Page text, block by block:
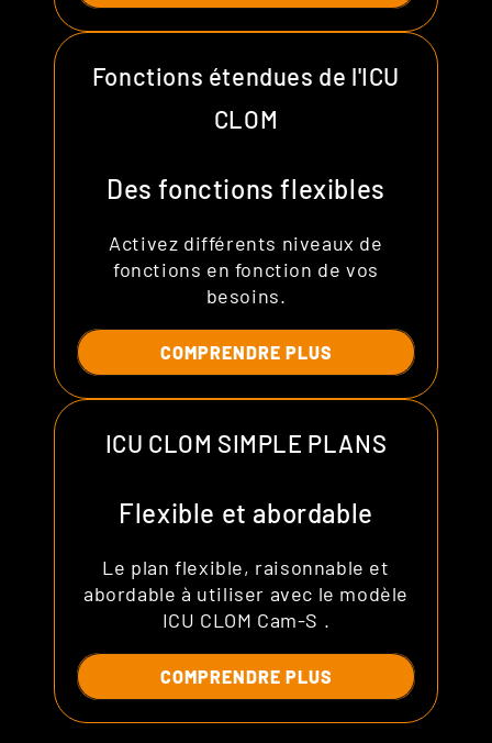
Fonctions étendues de l'ICU
CLOM
Des fonctions flexibles
Activez différents niveaux de
fonctions en fonction de vos
besoins.
COMPRENDRE PLUS
ICU CLOM SIMPLE PLANS
Flexible et abordable
Le plan flexible, raisonnable et
abordable à utiliser avec le modèle
ICU CLOM Cam-S .
COMPRENDRE PLUS